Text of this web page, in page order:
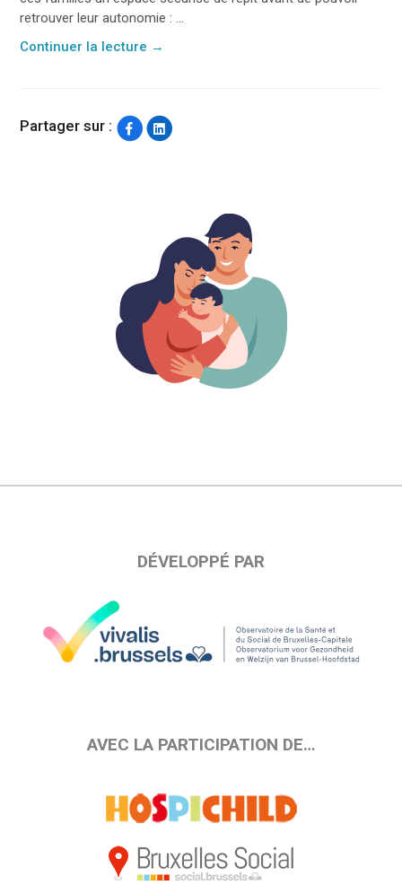
retrouver leur autonomie : ...
Continuer la lecture →
Partager sur :
DÉVELOPPÉ PAR
AVEC LA PARTICIPATION DE…